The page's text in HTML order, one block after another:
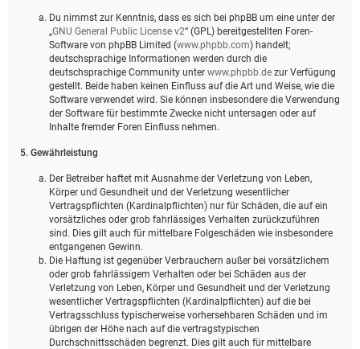
Du nimmst zur Kenntnis, dass es sich bei phpBB um eine unter der
„GNU General Public License v2“ (GPL) bereitgestellten Foren-
Software von phpBB Limited (www.phpbb.com) handelt;
deutschsprachige Informationen werden durch die
deutschsprachige Community unter www.phpbb.de zur Verfügung
gestellt. Beide haben keinen Einfluss auf die Art und Weise, wie die
Software verwendet wird. Sie können insbesondere die Verwendung
der Software für bestimmte Zwecke nicht untersagen oder auf
Inhalte fremder Foren Einfluss nehmen.
5. Gewährleistung
Der Betreiber haftet mit Ausnahme der Verletzung von Leben,
Körper und Gesundheit und der Verletzung wesentlicher
Vertragspflichten (Kardinalpflichten) nur für Schäden, die auf ein
vorsätzliches oder grob fahrlässiges Verhalten zurückzuführen
sind. Dies gilt auch für mittelbare Folgeschäden wie insbesondere
entgangenen Gewinn.
Die Haftung ist gegenüber Verbrauchern außer bei vorsätzlichem
oder grob fahrlässigem Verhalten oder bei Schäden aus der
Verletzung von Leben, Körper und Gesundheit und der Verletzung
wesentlicher Vertragspflichten (Kardinalpflichten) auf die bei
Vertragsschluss typischerweise vorhersehbaren Schäden und im
übrigen der Höhe nach auf die vertragstypischen
Durchschnittsschäden begrenzt. Dies gilt auch für mittelbare